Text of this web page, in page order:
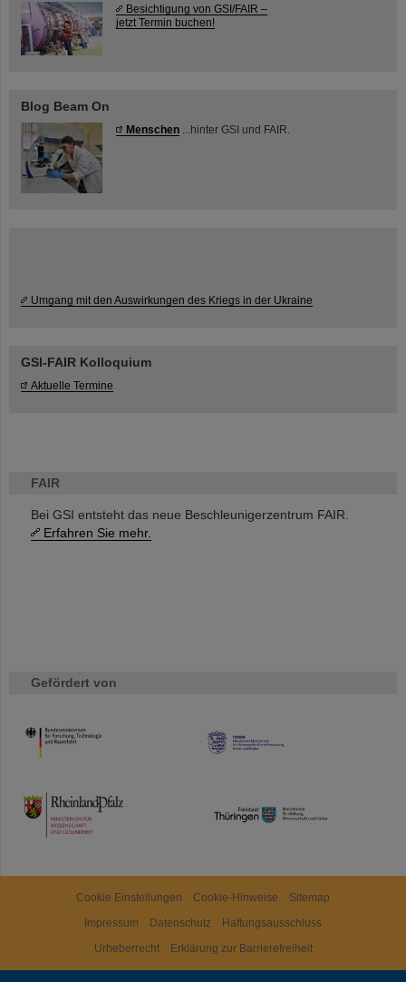
FAIR
Bei GSI entsteht das neue Beschleunigerzentrum FAIR.
Erfahren Sie mehr.
Gefördert von
HMWK
TMWWDG
Besichtigung von GSI/FAIR –
jetzt Termin buchen!
Blog Beam On
Menschen ...hinter GSI und FAIR.
Umgang mit den Auswirkungen des Kriegs in der Ukraine
GSI-FAIR Kolloquium
Aktuelle Termine
Cookie Einstellungen Cookie-Hinweise
Sitemap
Impressum
Datenschutz
Haftungsausschluss
Urheberrecht
Erklärung zur Barrierefreiheit